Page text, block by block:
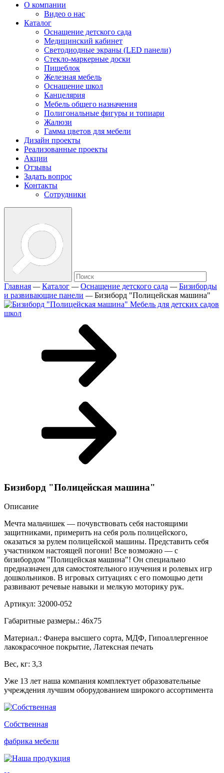
О компании
Видео о нас
Каталог
Оснащение детского сада
Медицинский кабинет
Светодиодные экраны (LED панели)
Стекло-маркерные доски
Пищеблок
Железная мебель
Оснащение школ
Канцелярия
Мебель общего назначения
Полигональные фигуры и топиари
Жалюзи
Гамма цветов для мебели
Дизайн проекты
Реализованные проекты
Акции
Отзывы
Задать вопрос
Контакты
Сотрудники
Главная —Каталог —Оснащение детского сада —Бизиборды
и развивающие панели —Бизиборд "Полицейская машина"
Бизиборд "Полицейская машина"
Описание
Мечта мальчишек — почувствовать себя настоящими
защитниками, примерить на себя роль полицейского,
оказаться за рулем полицейской машины. Представить себя
участником настоящей погони! Все возможно — с
бизибордом "Полицейская машина"! Он специально
предназначен для самостоятельного изучения и ролевых игр
дошкольников. В игровых ситуациях с его помощью дети
развивают речевые навыки и мелкую моторику рук.
Артикул: 32000-052
Габаритные размеры.: 46х75
Материал.: Фанера высшего сорта, МДФ, Гипоаллергенное
лакокрасочное покрытие, Латексная печать
Вес, кг: 3,3
Уже 13 лет наша компания комплектует образовательные
учреждения лучшим оборудованием широкого ассортимента
Собственная
фабрика мебели